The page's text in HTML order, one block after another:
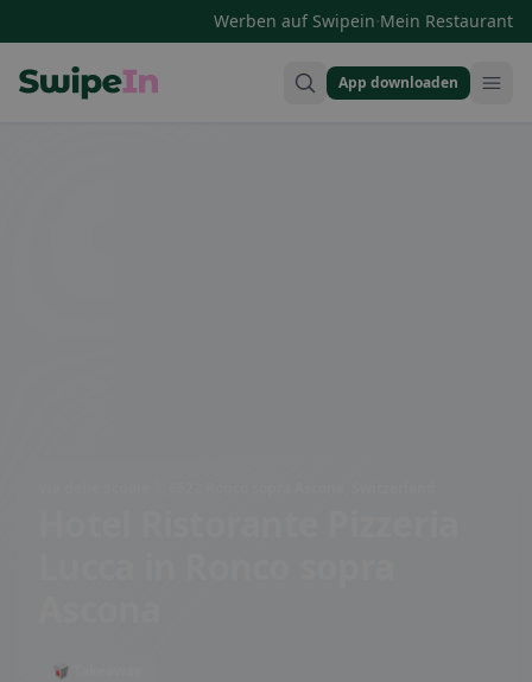
Werben auf Swipein·Mein Restaurant
App downloaden
🥡 Takeaway